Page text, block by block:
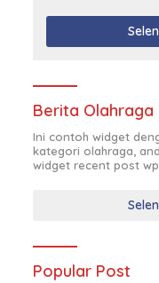
Berita Olahraga
Ini contoh widget
kategori olahraga,
widget recent post
Popular Post